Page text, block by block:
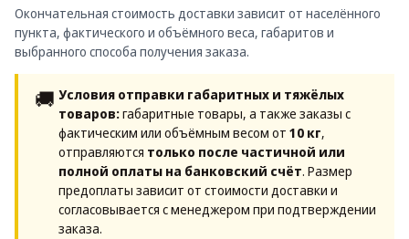
Окончательная стоимость доставки зависит от населённого
пункта, фактического и объёмного веса, габаритов и
выбранного способа получения заказа.
🚚 Условия отправки габаритных и тяжёлых
товаров:габаритные товары, а также заказы с
фактическим или объёмным весом от 10 кг,
отправляются только после частичной или
полной оплаты на банковский счёт. Размер
предоплаты зависит от стоимости доставки и
согласовывается с менеджером при подтверждении
заказа.